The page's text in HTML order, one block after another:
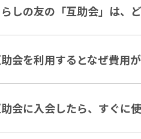
らしの友の「互助会」は、
会を利用するとなぜ費用
会に入会したら、すぐに